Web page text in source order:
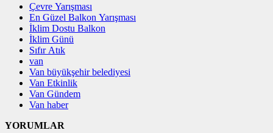
Çevre Yarışması
En Güzel Balkon Yarışması
İklim Dostu Balkon
İklim Günü
Sıfır Atık
van
Van büyükşehir belediyesi
Van Etkinlik
Van Gündem
Van haber
YORUMLAR